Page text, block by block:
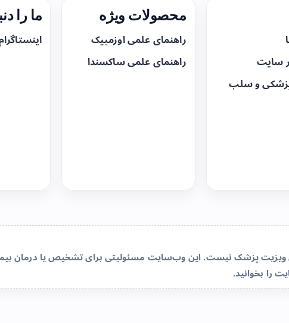
سایت
و سلب
محصولات ویژه
راهنمای علمی اوزمپیک
راهنمای علمی ساکسندا
ما را
پزشک نیست. این وب‌سایت مسئولیتی برای تشخیص یا درمان
را بخوانید.